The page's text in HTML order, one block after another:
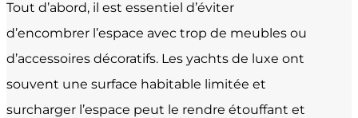
Tout d’abord, il est essentiel d’éviter
d’encombrer l’espace avec trop de meubles ou
d’accessoires décoratifs. Les yachts de luxe ont
souvent une surface habitable limitée et
surcharger l’espace peut le rendre étouffant et